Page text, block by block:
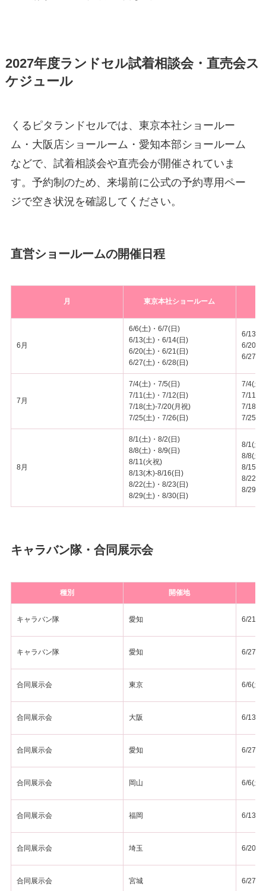
2027年度ランドセル試着相談会・直売会ス
ケジュール
くるピタランドセルでは、東京本社ショールー
ム・大阪店ショールーム・愛知本部ショールーム
などで、試着相談会や直売会が開催されていま
す。予約制のため、来場前に公式の予約専用ペー
ジで空き状況を確認してください。
直営ショールームの開催日程
月 東京本社ショールーム
6月
6/6(土)・6/7(日)
6/13(土)・6/14(日)
6/20(土)・6/21(日)
6/27(土)・6/28(日)
6/13(
6/20(
6/27(
7月
7/4(土)・7/5(日)
7/11(土)・7/12(日)
7/18(土)-7/20(月祝)
7/25(土)・7/26(日)
7/4(土)
7/11(
7/18(
7/25(
8月
8/1(土)・8/2(日)
8/8(土)・8/9(日)
8/11(火祝)
8/13(木)-8/16(日)
8/22(土)・8/23(日)
8/29(土)・8/30(日)
8/1(土)
8/8(土)
8/15(
8/22(
8/29(
キャラバン隊・合同展示会
種別 開催地
キャラバン隊 愛知 6/21(
キャラバン隊 愛知 6/27(
合同展示会 東京 6/6(土)
合同展示会 大阪 6/13(
合同展示会 愛知 6/27(
合同展示会 岡山 6/6(土)
合同展示会 福岡 6/13(
合同展示会 埼玉 6/20(
合同展示会 宮城 6/27(